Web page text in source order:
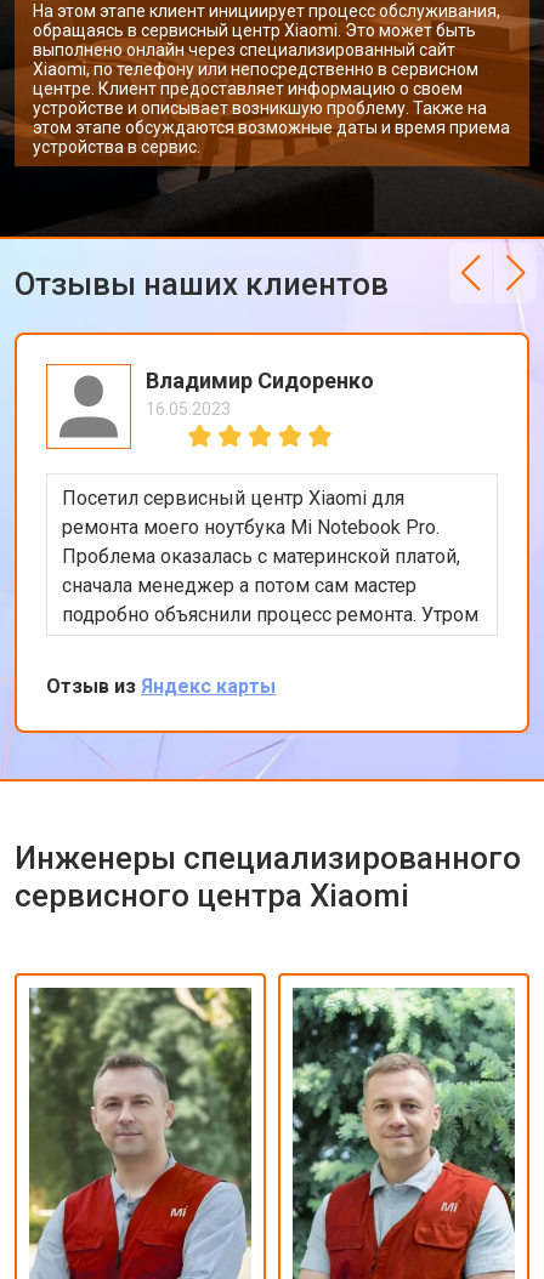
На этом этапе клиент инициирует процесс обслуживания,
обращаясь в сервисный центр Xiaomi. Это может быть
выполнено онлайн через специализированный сайт
Xiaomi, по телефону или непосредственно в сервисном
центре. Клиент предоставляет информацию о своем
устройстве и описывает возникшую проблему. Также на
этом этапе обсуждаются возможные даты и время приема
устройства в сервис.
Отзывы наших клиентов
Владимир Сидоренко
16.05.2023
Посетил сервисный центр Xiaomi для
ремонта моего ноутбука Mi Notebook Pro.
Проблема оказалась с материнской платой,
сначала менеджер а потом сам мастер
подробно объяснили процесс ремонта. Утром
оставил заявку, в обед курьер приехал и к
вечеру ноутбук был готов-очень быстро.
Впечатлен оперативностью и качеством
ремонта.
Отзыв из Яндекс карты
Инженеры специализированного
сервисного центра Xiaomi